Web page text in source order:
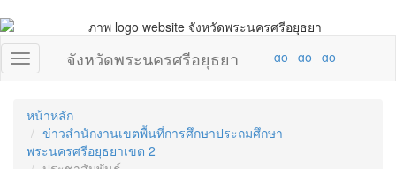
จังหวัดพระนครศรีอยุธยา
หน้าหลัก
ข่าวสำนักงานเขตพื้นที่การศึกษาประถมศึกษา
พระนครศรีอยุธยาเขต 2